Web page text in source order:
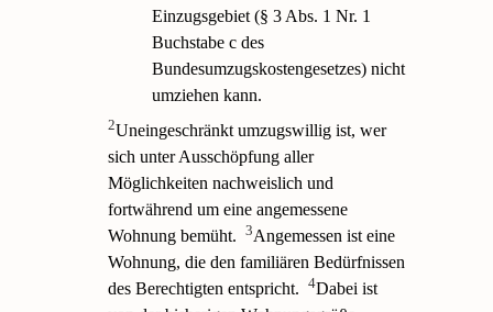
Einzugsgebiet (§ 3 Abs. 1 Nr. 1
Buchstabe c des
Bundesumzugskostengesetzes) nicht
umziehen kann.
2Uneingeschränkt umzugswillig ist, wer
sich unter Ausschöpfung aller
Möglichkeiten nachweislich und
fortwährend um eine angemessene
Wohnung bemüht.
3Angemessen ist eine
Wohnung, die den familiären Bedürfnissen
des Berechtigten entspricht.
4Dabei ist